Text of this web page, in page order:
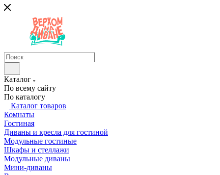
Каталог
По всему сайту
По каталогу
Каталог товаров
Комнаты
Гостиная
Диваны и кресла для гостиной
Модульные гостиные
Шкафы и стеллажи
Модульные диваны
Мини-диваны